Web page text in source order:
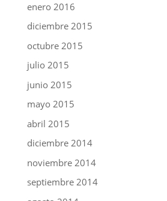
enero 2016
diciembre 2015
octubre 2015
julio 2015
junio 2015
mayo 2015
abril 2015
diciembre 2014
noviembre 2014
septiembre 2014